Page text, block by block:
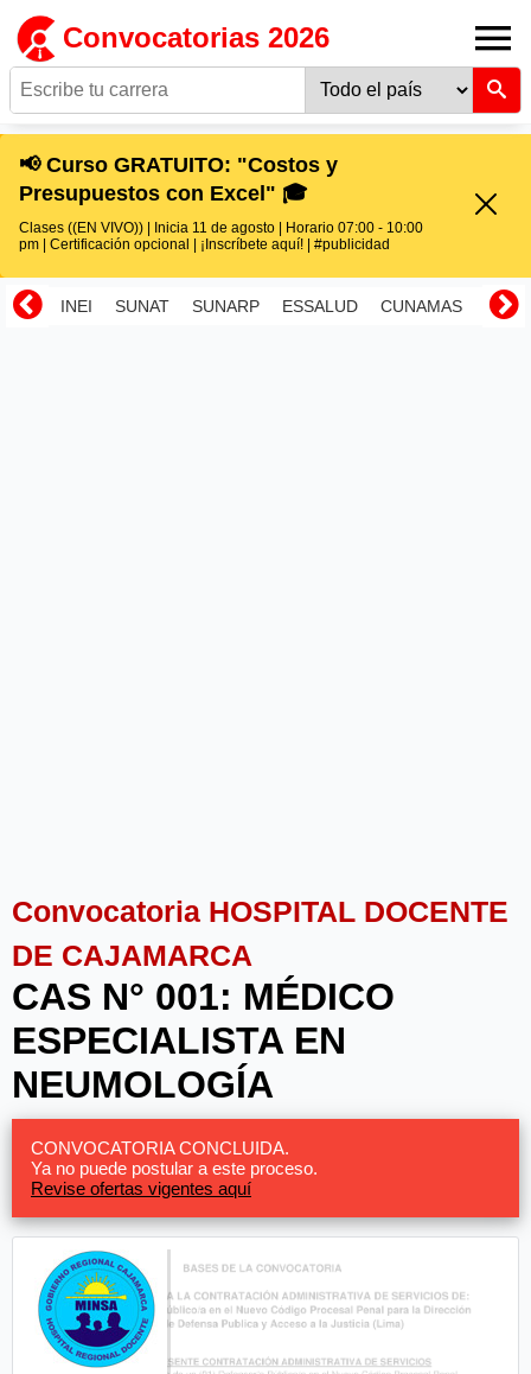
Convocatorias 2026
📢 Curso GRATUITO: "Costos y
Presupuestos con Excel" 🎓
Clases ((EN VIVO)) | Inicia 11 de agosto | Horario 07:00 - 10:00
pm | Certificación opcional | ¡Inscríbete aquí! | #publicidad
INEI SUNAT SUNARP ESSALUD CUNAMAS
Convocatoria HOSPITAL DOCENTE
DE CAJAMARCA
CAS N° 001: MÉDICO
ESPECIALISTA EN
NEUMOLOGÍA
CONVOCATORIA CONCLUIDA.
Ya no puede postular a este proceso.
Revise ofertas vigentes aquí